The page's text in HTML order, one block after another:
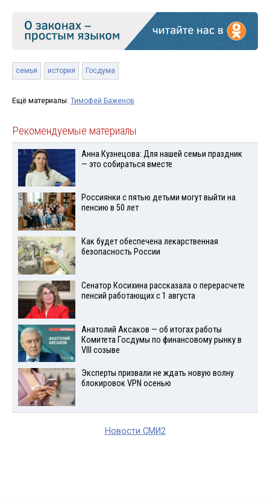
семья история Госдума
Ещё материалы: Тимофей Баженов
Рекомендуемые материалы
Анна Кузнецова: Для нашей семьи праздник
— это собираться вместе
Россиянки с пятью детьми могут выйти на
пенсию в 50 лет
Как будет обеспечена лекарственная
безопасность России
Сенатор Косихина рассказала о перерасчете
пенсий работающих с 1 августа
Анатолий Аксаков — об итогах работы
Комитета Госдумы по финансовому рынку в
VIII созыве
Эксперты призвали не ждать новую волну
блокировок VPN осенью
Новости СМИ2